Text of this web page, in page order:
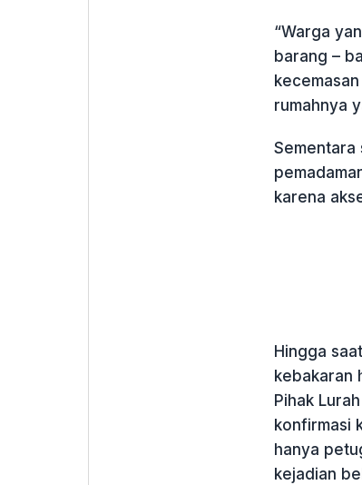
“Warga
barang –
rumahnya
Sementara
karena
Hingga
kebakaran
Pihak
konfirmasi
hanya
kejadian